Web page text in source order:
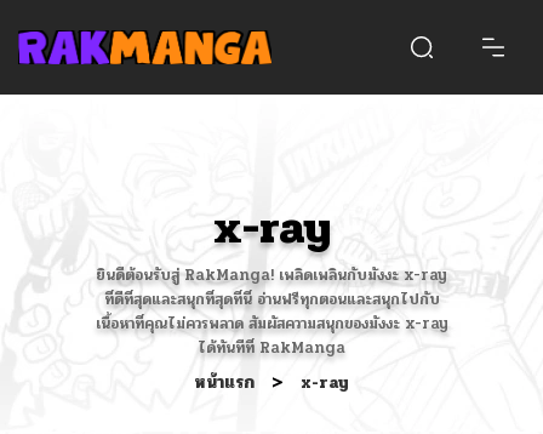
x-ray
ยินดีต้อนรับสู่ RakManga! เพลิดเพลินกับมังงะ x-ray
ที่ดีที่สุดและสนุกที่สุดที่นี่ อ่านฟรีทุกตอนและสนุกไปกับ
เนื้อหาที่คุณไม่ควรพลาด สัมผัสความสนุกของมังงะ x-ray
ได้ทันทีที่ RakManga
หน้าแรก > x-ray